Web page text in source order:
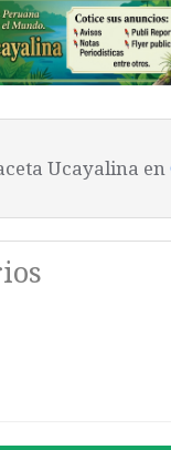
Ucayalina en